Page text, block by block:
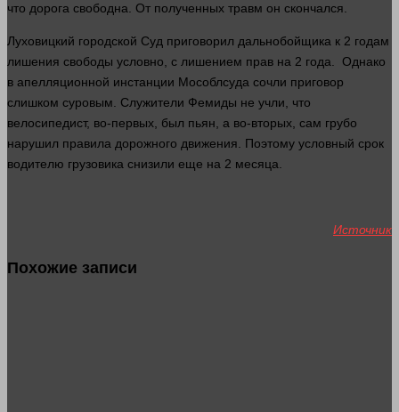
что дорога свободна. От полученных травм он скончался.
Луховицкий городской Суд приговорил дальнобойщика к 2 годам
лишения свободы условно, с лишением прав на 2 года . Однако
в апелляционной инстанции Мособлсуда сочли приговор
слишком суровым. Служители Фемиды не учли, что
велосипедист, во-первых, был пьян, а во-вторых, сам грубо
нарушил правила дорожного движения. Поэтому условный срок
водителю грузовика снизили еще на 2 месяца.
Источник
Похожие записи